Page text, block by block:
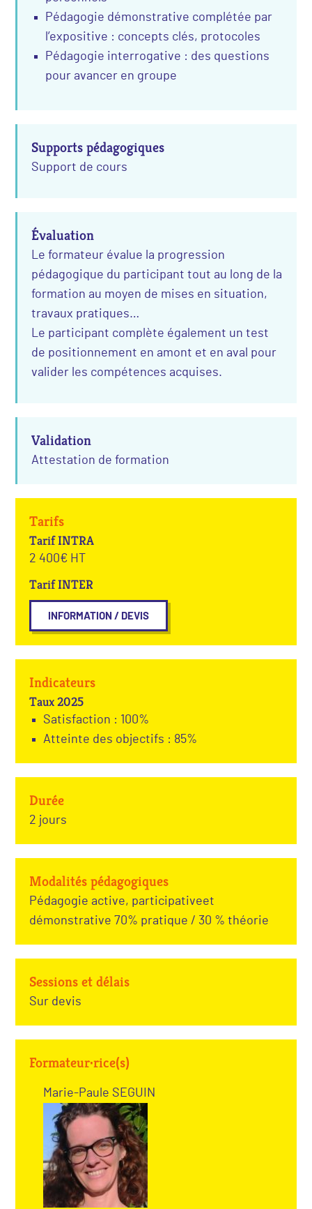
Pédagogie démonstrative complétée par
l’expositive : concepts clés, protocoles
Pédagogie interrogative : des questions
pour avancer en groupe
Supports pédagogiques
Support de cours
Évaluation
Le formateur évalue la progression
pédagogique du participant tout au long de la
formation au moyen de mises en situation,
travaux pratiques…
Le participant complète également un test
de positionnement en amont et en aval pour
valider les compétences acquises.
Validation
Attestation de formation
Tarifs
Tarif INTRA
2 400€ HT
Tarif INTER
INFORMATION / DEVIS
Indicateurs
Taux 2025
Satisfaction : 100%
Atteinte des objectifs : 85%
Durée
2 jours
Modalités pédagogiques
Pédagogie active, participativeet
démonstrative 70% pratique / 30 % théorie
Sessions et délais
Sur devis
Formateur·rice(s)
Marie-Paule SEGUIN